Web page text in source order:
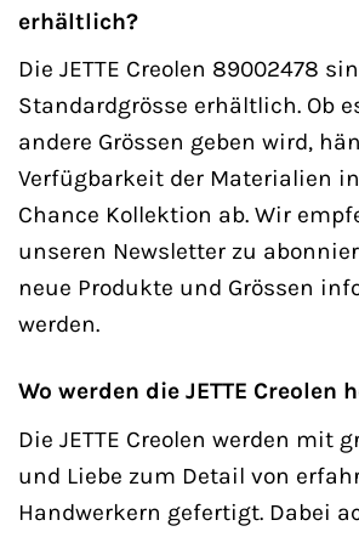
erhältlich?
Die JETTE Creolen 89002478
Standardgrösse erhältlich. Ob
andere Grössen geben wird,
Verfügbarkeit der Materialien
Chance Kollektion ab. Wir
unseren Newsletter zu
neue Produkte und Grössen
werden.
Wo werden die JETTE Creolen
Die JETTE Creolen werden mit
und Liebe zum Detail von
Handwerkern gefertigt. Dabei